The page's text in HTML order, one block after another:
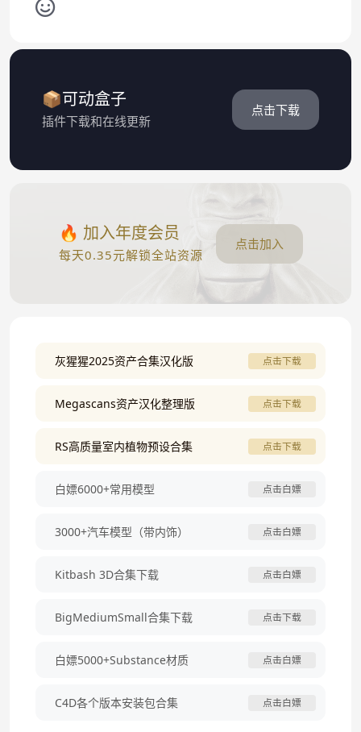
📦可动盒子
插件下载和在线更新
点击下载
🔥 加入年度会员
每天0.35元解锁全站资源
点击加入
灰猩猩2025资产合集汉化版 点击下载
Megascans资产汉化整理版 点击下载
RS高质量室内植物预设合集 点击下载
白嫖6000+常用模型 点击白嫖
3000+汽车模型（带内饰） 点击白嫖
Kitbash 3D合集下载 点击白嫖
BigMediumSmall合集下载 点击下载
白嫖5000+Substance材质 点击白嫖
C4D各个版本安装包合集 点击白嫖